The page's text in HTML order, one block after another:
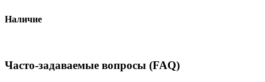
Наличие
Часто-задаваемые вопросы (FAQ)